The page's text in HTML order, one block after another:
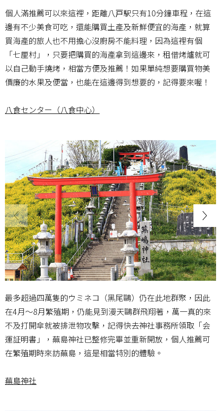
個人滿推薦可以來這裡，距離八戸駅只有10分鐘車程，在這
邊有不少美食可吃，還能購買土產及新鮮便宜的海產，就算
買海產的旅人也不用擔心沒廚房不能料理，因為這裡有個
「七厘村」，只要把購買的海產拿到這邊來，租借烤爐就可
以自己動手燒烤，相當方便及推薦！如果單純想要購買物美
價廉的水果及便當，也能在這邊得到想要的，記得要來喔！
八食センター（八食中心）
最多超過四萬隻的ウミネコ（黑尾鷗）仍在此地群聚，因此
在4月～8月繁殖期，仍能見到漫天鷗群飛翔著，萬一真的來
不及打開傘就被排泄物攻擊，記得快去神社事務所領取「会
運証明書」，蕪島神社已整修完畢並重新開放，個人推薦可
在繁殖期時來訪蕪島，這是相當特別的體驗。
蕪島神社